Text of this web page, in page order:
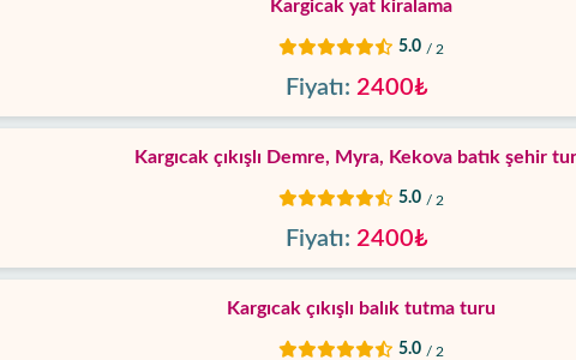
Kargicak yat kiralama
5.0 / 2
Fiyatı: 2400₺
Kargıcak çıkışlı Demre, Myra, Kekova batık şehir
5.0 / 2
Fiyatı: 2400₺
Kargıcak çıkışlı balık tutma turu
5.0 / 2